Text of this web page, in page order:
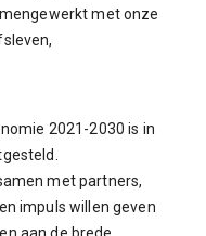
met onze
2021-2030 is in
met partners,
impuls willen geven